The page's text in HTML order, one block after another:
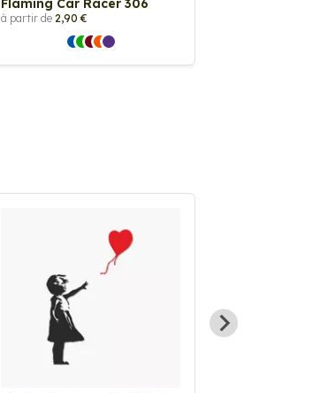
Flaming Car Racer 306
à partir de 2,90 €